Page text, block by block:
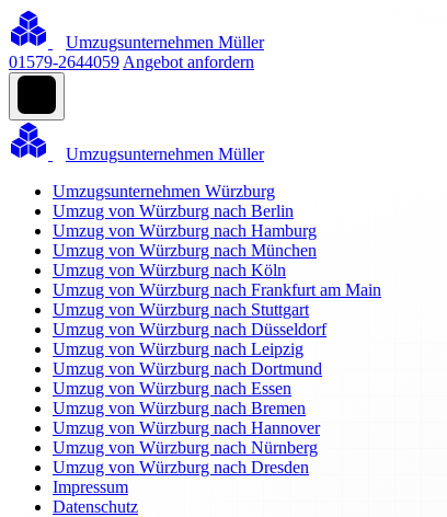
Umzugsunternehmen Müller
01579-2644059 Angebot anfordern
Umzugsunternehmen Müller
Umzugsunternehmen Würzburg
Umzug von Würzburg nach Berlin
Umzug von Würzburg nach Hamburg
Umzug von Würzburg nach München
Umzug von Würzburg nach Köln
Umzug von Würzburg nach Frankfurt am Main
Umzug von Würzburg nach Stuttgart
Umzug von Würzburg nach Düsseldorf
Umzug von Würzburg nach Leipzig
Umzug von Würzburg nach Dortmund
Umzug von Würzburg nach Essen
Umzug von Würzburg nach Bremen
Umzug von Würzburg nach Hannover
Umzug von Würzburg nach Nürnberg
Umzug von Würzburg nach Dresden
Impressum
Datenschutz